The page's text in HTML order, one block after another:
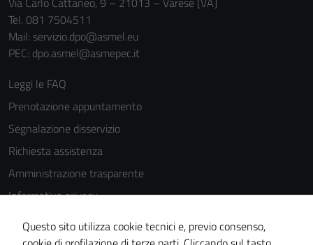
Tel. 081 7504511
Mail: servizio.dpo@asmel.eu
PEC: dpo.asmel@asmepec.it
Leggi le FAQ
Prenotazione appuntamento
Segnalazione disservizio
Richiesta assistenza
Amministrazione trasparente
Informativa privacy
Cookie Policy
Note legali
Questo sito utilizza cookie tecnici e, previo consenso,